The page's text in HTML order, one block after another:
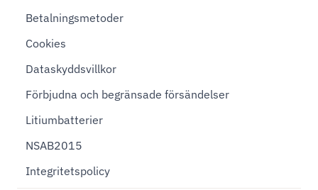
Betalningsmetoder
Cookies
Dataskyddsvillkor
Förbjudna och begränsade försändelser
Litiumbatterier
NSAB2015
Integritetspolicy